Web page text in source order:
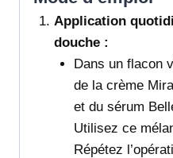
Application
douche :
Dans un flacon
de la crème
et du sérum
Utilisez ce
Répétez